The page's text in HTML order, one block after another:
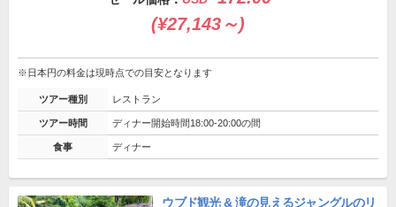
(¥27,143～)
※日本円の料金は現時点での目安となります
ツアー種別 レストラン
ツアー時間 ディナー開始時間18:00-20:00の間
食事 ディナー
ウブド観光 & 滝の見えるジャングルのリ